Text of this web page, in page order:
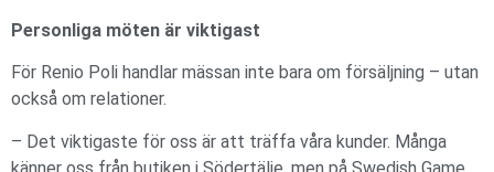
Personliga möten är viktigast
För Renio Poli handlar mässan inte bara om försäljning – utan
också om relationer.
– Det viktigaste för oss är att träffa våra kunder. Många